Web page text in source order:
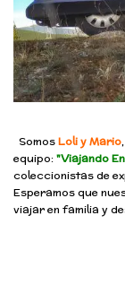
SomosLoli y Mario
equipo:"Viajando
coleccionistas de
Esperamos que
viajar en familia y